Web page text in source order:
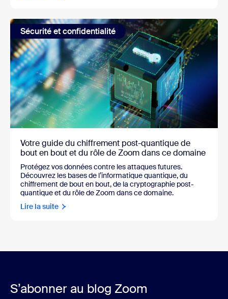
Sécurité et confidentialité
Votre guide du chiffrement post-quantique de
bout en bout et du rôle de Zoom dans ce domaine
Protégez vos données contre les attaques futures.
Découvrez les bases de l’informatique quantique, du
chiffrement de bout en bout, de la cryptographie post-
quantique et du rôle de Zoom dans ce domaine.
Lire la suite
S’abonner au blog Zoom